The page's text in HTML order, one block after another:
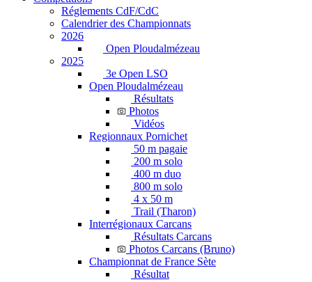
Réglements CdF/CdC
Calendrier des Championnats
2026
Open Ploudalmézeau
2025
3e Open LSO
Open Ploudalmézeau
Résultats
Photos
Vidéos
Regionnaux Pornichet
50 m pagaie
200 m solo
400 m duo
800 m solo
4 x 50 m
Trail (Tharon)
Interrégionaux Carcans
Résultats Carcans
Photos Carcans (Bruno)
Championnat de France Sète
Résultat